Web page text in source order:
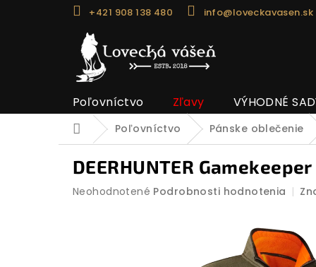
+421 908 138 480 info@loveckavasen.sk
Poľovníctvo Zľavy VÝHODNÉ
DomovPoľovníctvo Pánske oblečenie
DEERHUNTER
Priemerné
Neohodnotené Podrobnosti hodnotenia